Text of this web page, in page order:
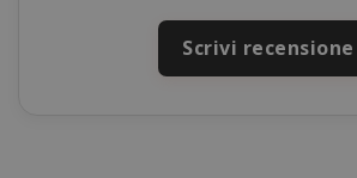
Scrivi recensione